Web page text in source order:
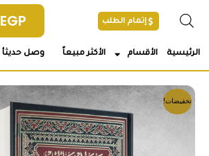
EGP إتمام الطلب
الرئيسية الأقسام الأكثر مبيعاً وصل حديثأ
تخفيضات!